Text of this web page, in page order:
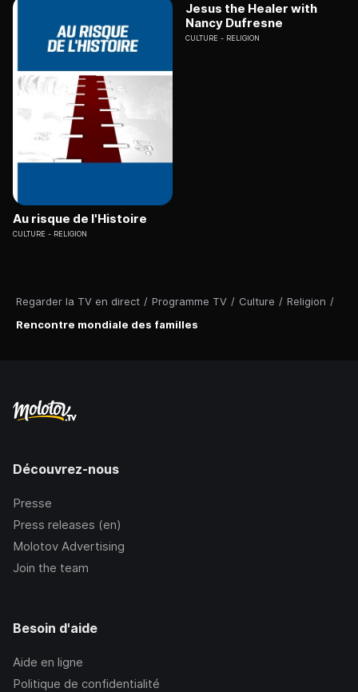
Regarder la TV en direct / Programme TV / Culture / Religion /
Rencontre mondiale des familles
Au risque de l'Histoire
CULTURE RELIGION
Jesus the Healer with
Nancy Dufresne
CULTURE RELIGION
Découvrez-nous
Presse
Press releases (en)
Molotov Advertising
Join the team
Besoin d'aide
Aide en ligne
Politique de confidentialité